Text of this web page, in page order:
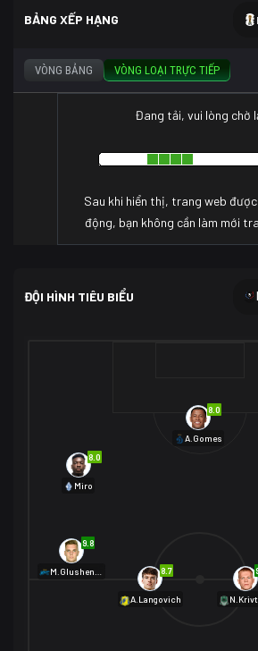
BẢNG XẾP HẠNG
VÒNG BẢNG VÒNG LOẠI TRỰC TIẾP
Đang tải, vui lòng chờ
Sau khi hiển thị, trang web
động, bạn không cần làm mới
ĐỘI HÌNH TIÊU BIỂU
9.8
8.7
A.Langovich
8.0
Miro
8.0
A.Gomes